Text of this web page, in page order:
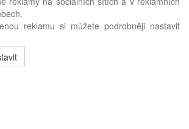
eShop- nejlepší řešení e-commerce pro náš
reklamu si můžete podrobněji nastavit